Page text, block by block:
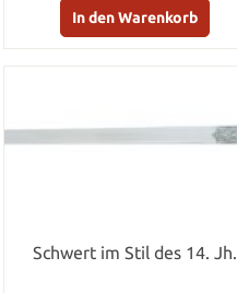
In den Warenkorb
Schwert im Stil des 14. Jh.